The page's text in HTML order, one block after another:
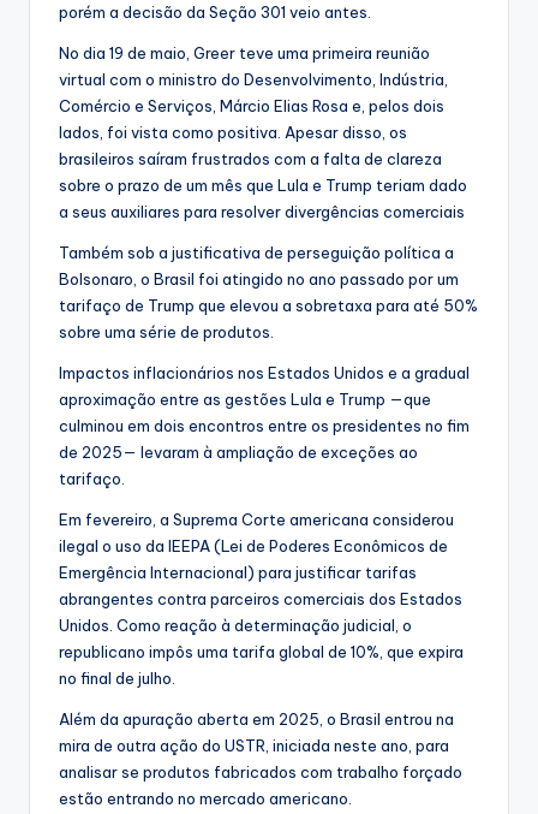
porém a decisão da Seção 301 veio antes.
No dia 19 de maio, Greer teve uma primeira reunião
virtual com o ministro do Desenvolvimento, Indústria,
Comércio e Serviços, Márcio Elias Rosa e, pelos dois
lados, foi vista como positiva. Apesar disso, os
brasileiros saíram frustrados com a falta de clareza
sobre o prazo de um mês que Lula e Trump teriam dado
a seus auxiliares para resolver divergências comerciais
Também sob a justificativa de perseguição política a
Bolsonaro, o Brasil foi atingido no ano passado por um
tarifaço de Trump que elevou a sobretaxa para até 50%
sobre uma série de produtos.
Impactos inflacionários nos Estados Unidos e a gradual
aproximação entre as gestões Lula e Trump —que
culminou em dois encontros entre os presidentes no fim
de 2025— levaram à ampliação de exceções ao
tarifaço.
Em fevereiro, a Suprema Corte americana considerou
ilegal o uso da IEEPA (Lei de Poderes Econômicos de
Emergência Internacional) para justificar tarifas
abrangentes contra parceiros comerciais dos Estados
Unidos. Como reação à determinação judicial, o
republicano impôs uma tarifa global de 10%, que expira
no final de julho.
Além da apuração aberta em 2025, o Brasil entrou na
mira de outra ação do USTR, iniciada neste ano, para
analisar se produtos fabricados com trabalho forçado
estão entrando no mercado americano.